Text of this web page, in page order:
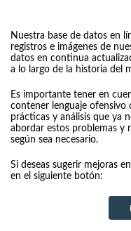
Nuestra base de datos en
registros e imágenes de
datos en continua
a lo largo de la historia del
Es importante tener en
contener lenguaje ofensivo
prácticas y análisis que ya
abordar estos problemas y
según sea necesario.
Si deseas sugerir mejoras
en el siguiente botón: